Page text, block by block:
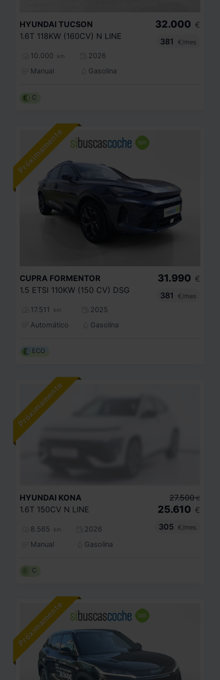
HYUNDAI TUCSON
1.6T 118KW (160CV) N LINE
10.000 km
2026
Manual
Gasolina
32.000 €
381
€/mes
C
CUPRA FORMENTOR
1.5 ETSI 110KW (150 CV) DSG
17.511 km
2025
Automático
Gasolina
31.990 €
381
€/mes
ECO
HYUNDAI KONA
1.6T 150CV N LINE
8.565 km
2026
Manual
Gasolina
27.500 €
25.610 €
305
€/mes
C